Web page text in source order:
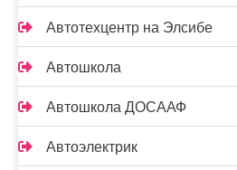
Автотехцентр на Элсибе
Автошкола
Автошкола ДОСААФ
Автоэлектрик